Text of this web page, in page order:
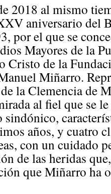
2018 al mismo
aniversario del
por el que se
Mayores de la
Cristo de la
Miñarro.
la Clemencia de
al fiel que se le
sindónico,
años, y cuatro
con un cuidado
de las heridas
que Miñarro ha